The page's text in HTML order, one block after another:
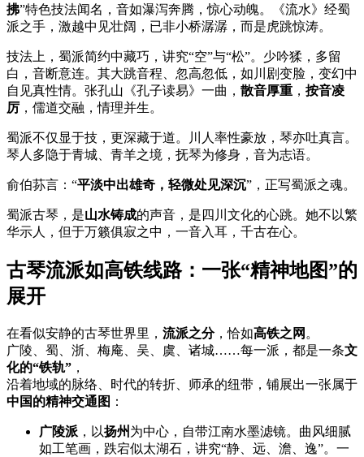
拂”特色技法闻名，音如瀑泻奔腾，惊心动魄。《流水》经蜀
派之手，激越中见壮阔，已非小桥潺潺，而是虎跳惊涛。
技法上，蜀派简约中藏巧，讲究“空”与“松”。少吟猱，多留
白，音断意连。其大跳音程、忽高忽低，如川剧变脸，变幻中
自见真性情。张孔山《孔子读易》一曲， 散音厚重 ， 按音凌
厉 ，儒道交融，情理并生。
蜀派不仅显于技，更深藏于道。川人率性豪放，琴亦吐真言。
琴人多隐于青城、青羊之境，抚琴为修身，音为志语。
俞伯荪言：“平淡中出雄奇，轻微处见深沉”，正写蜀派之魂。
蜀派古琴，是山水铸成的声音，是四川文化的心跳。她不以繁
华示人，但于万籁俱寂之中，一音入耳，千古在心。
古琴流派如高铁线路：一张“精神地图”的
展开
在看似安静的古琴世界里， 流派之分，恰如高铁之网 。
广陵、蜀、浙、梅庵、吴、虞、诸城……每一派，都是一条文
化的“铁轨” ，
沿着地域的脉络、时代的转折、师承的纽带，铺展出一张属于
中国的精神交通图 ：
广陵派 ，以扬州 为中心，自带江南水墨滤镜。曲风细腻
如工笔画，跌宕似太湖石，讲究“静、远、澹、逸”。一